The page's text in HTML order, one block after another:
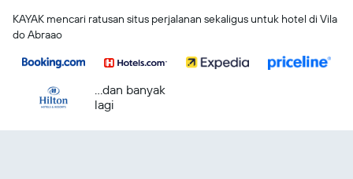
KAYAK mencari ratusan situs perjalanan sekaligus untuk hotel di Vila
do Abraao
...dan banyak
lagi